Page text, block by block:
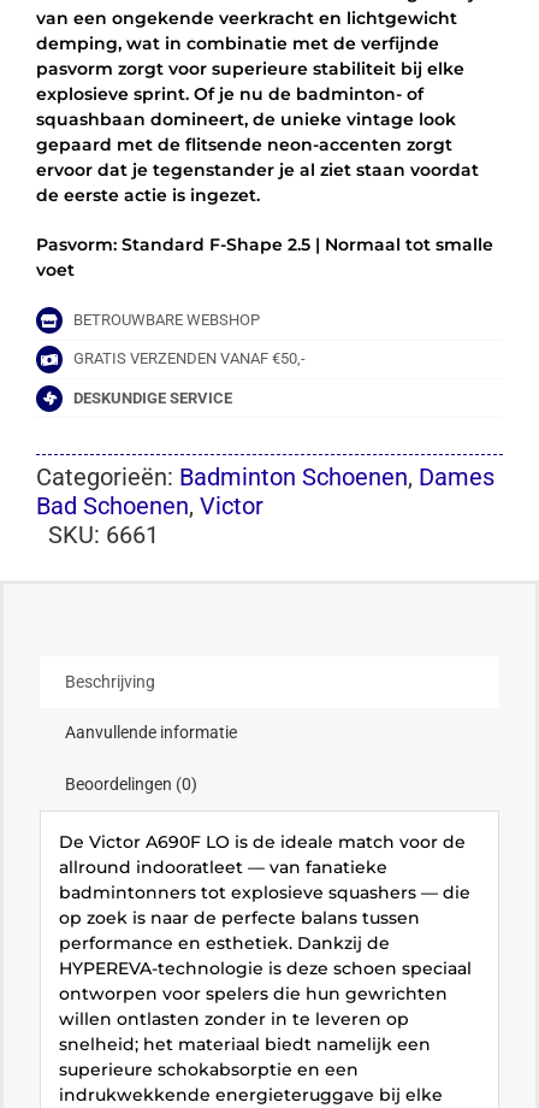
van een ongekende veerkracht en lichtgewicht
demping, wat in combinatie met de verfijnde
pasvorm zorgt voor superieure stabiliteit bij elke
explosieve sprint. Of je nu de badminton- of
squashbaan domineert, de unieke vintage look
gepaard met de flitsende neon-accenten zorgt
ervoor dat je tegenstander je al ziet staan voordat
de eerste actie is ingezet.
Pasvorm: Standard F-Shape 2.5 | Normaal tot smalle
voet
BETROUWBARE WEBSHOP
GRATIS VERZENDEN VANAF €50,-
DESKUNDIGE SERVICE
Categorieën: Badminton Schoenen, Dames
Bad Schoenen, Victor
SKU: 6661
Beschrijving
Aanvullende informatie
Beoordelingen (0)
De Victor A690F LO is de ideale match voor de
allround indooratleet — van fanatieke
badmintonners tot explosieve squashers — die
op zoek is naar de perfecte balans tussen
performance en esthetiek. Dankzij de
HYPEREVA-technologie is deze schoen speciaal
ontworpen voor spelers die hun gewrichten
willen ontlasten zonder in te leveren op
snelheid; het materiaal biedt namelijk een
superieure schokabsorptie en een
indrukwekkende energieteruggave bij elke